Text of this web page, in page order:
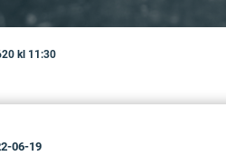
kl 11:30
06-19